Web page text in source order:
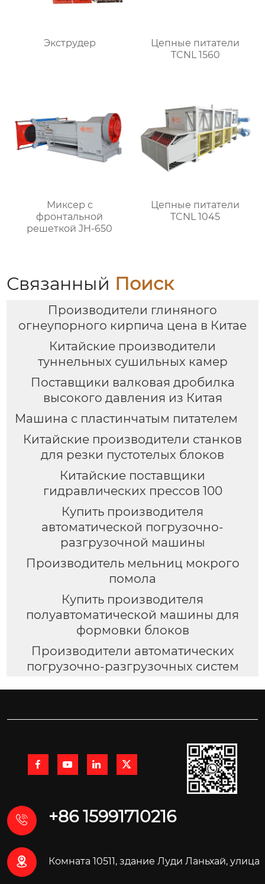
Экструдер
Цепные питатели
TCNL 1560
Миксер с
фронтальной
решеткой JH-650
Цепные питатели
TCNL 1045
Связанный Поиск
Производители глиняного
огнеупорного кирпича цена в Китае
Китайские производители
туннельных сушильных камер
Поставщики валковая дробилка
высокого давления из Китая
Машина с пластинчатым питателем
Китайские производители станков
для резки пустотелых блоков
Китайские поставщики
гидравлических прессов 100
Купить производителя
автоматической погрузочно-
разгрузочной машины
Производитель мельниц мокрого
помола
Купить производителя
полуавтоматической машины для
формовки блоков
Производители автоматических
погрузочно-разгрузочных систем
   
 +86 15991710216
 Комната 10511, здание Луди Ланьхай, улица